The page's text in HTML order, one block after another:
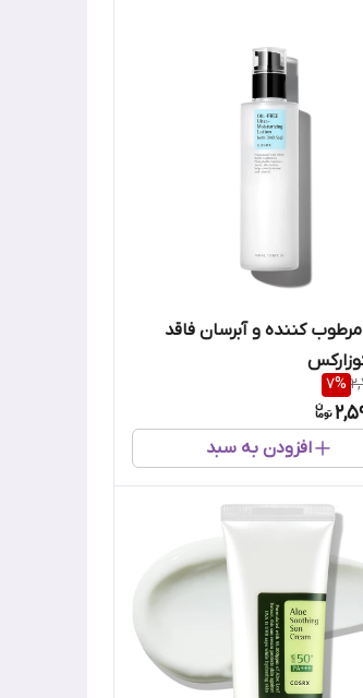
کننده و آبرسان فاقد
7%
افزودن به سبد